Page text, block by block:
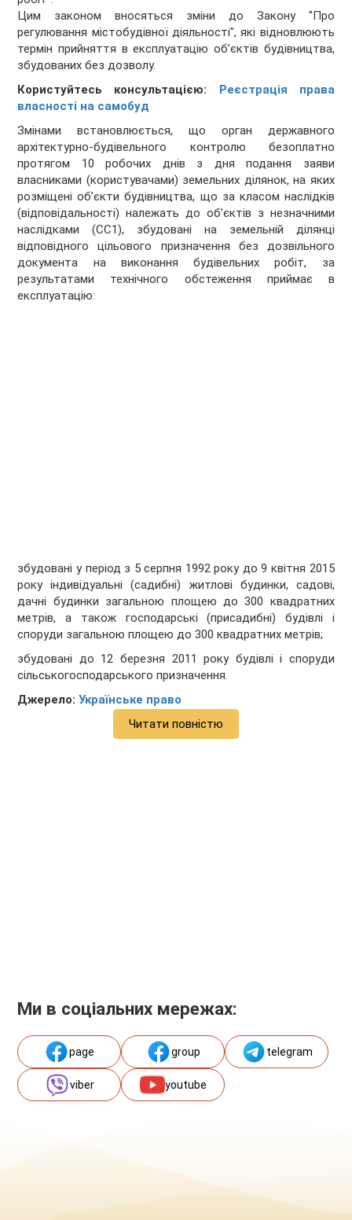
Цим законом вносяться зміни до Закону "Про
регулювання містобудівної діяльності", які відновлюють
термін прийняття в експлуатацію об’єктів будівництва,
збудованих без дозволу.
Користуйтесь консультацією: Реєстрація права
власності на самобуд
Змінами встановлюється, що орган державного
архітектурно-будівельного контролю безоплатно
протягом 10 робочих днів з дня подання заяви
власниками (користувачами) земельних ділянок, на яких
розміщені об’єкти будівництва, що за класом наслідків
(відповідальності) належать до об’єктів з незначними
наслідками (СС1), збудовані на земельній ділянці
відповідного цільового призначення без дозвільного
документа на виконання будівельних робіт, за
результатами технічного обстеження приймає в
експлуатацію:
збудовані у період з 5 серпня 1992 року до 9 квітня 2015
року індивідуальні (садибні) житлові будинки, садові,
дачні будинки загальною площею до 300 квадратних
метрів, а також господарські (присадибні) будівлі і
споруди загальною площею до 300 квадратних метрів;
збудовані до 12 березня 2011 року будівлі і споруди
сільськогосподарського призначення.
Джерело:Українське право
Читати повністю
Ми в соціальних мережах:
page group telegram
viber youtube